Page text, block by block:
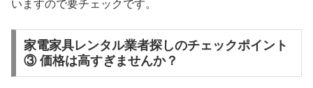
いますので要チェックです。
家電家具レンタル業者探しのチェックポイント
③ 価格は高すぎませんか？